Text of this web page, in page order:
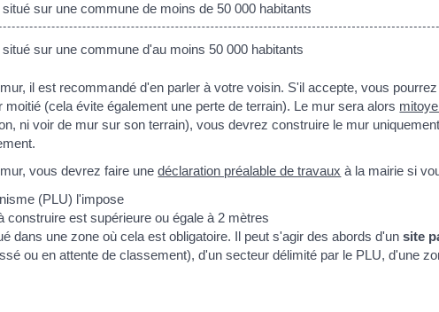
sur une commune de moins de 50 000 habitants
sur une commune d'au moins 50 000 habitants
il est recommandé d'en parler à votre voisin. S'il accepte, vous
moitié (cela évite également une perte de terrain). Le mur sera alors
ni voir de mur sur son terrain), vous devrez construire le mur
vous devrez faire unedéclaration préalable de travaux à la mairie si
(PLU) l'impose
construire est supérieure ou égale à 2 mètres
dans une zone où cela est obligatoire. Il peut s'agir des abords d'unsite
ou en attente de classement), d'un secteur délimité par le PLU, d'une